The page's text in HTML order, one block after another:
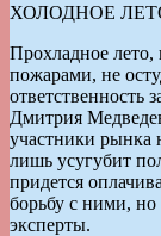
ХОЛОДНОЕ
Прохладное
пожарами, не
ответственность
Дмитрия
участники рынка
лишь усугубит
придется
борьбу с ними, но
эксперты.